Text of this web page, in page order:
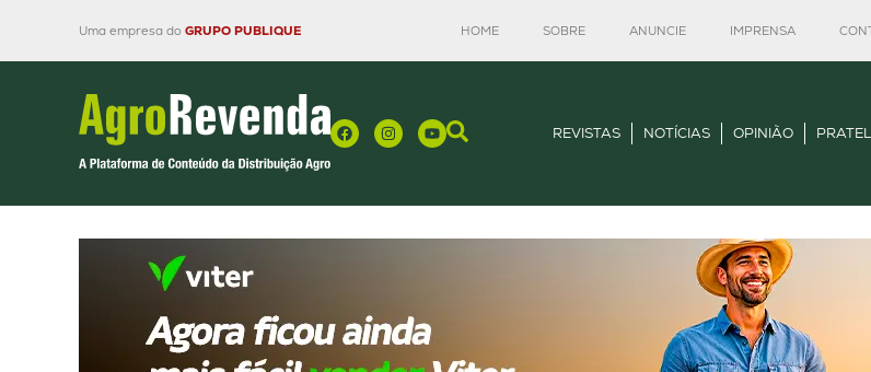
Uma empresa do GRUPO PUBLIQUE HOME SOBRE ANUNCIE IMPRENSA
REVISTAS NOTÍCIAS OPINIÃO